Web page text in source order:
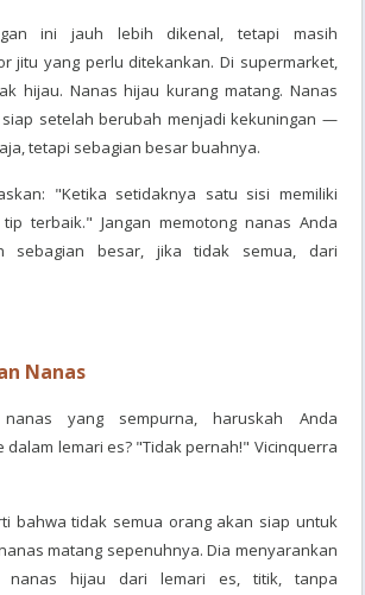
ini jauh lebih dikenal, tetapi masih
jitu yang perlu ditekankan. Di supermarket,
hijau. Nanas hijau kurang matang. Nanas
setelah berubah menjadi kekuningan —
tetapi sebagian besar buahnya.
"Ketika setidaknya satu sisi memiliki
terbaik." Jangan memotong nanas Anda
sebagian besar, jika tidak semua, dari
Nanas
yang sempurna, haruskah Anda
dalam lemari es? "Tidak pernah!" Vicinquerra
bahwa tidak semua orang akan siap untuk
matang sepenuhnya. Dia menyarankan
nanas hijau dari lemari es, titik, tanpa